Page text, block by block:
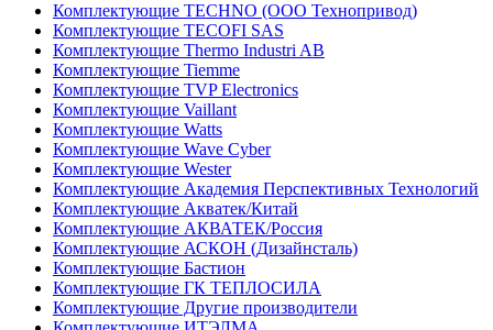
Комплектующие TECHNO (ООО Технопривод)
Комплектующие TECOFI SAS
Комплектующие Thermo Industri AB
Комплектующие Tiemme
Комплектующие TVP Electronics
Комплектующие Vaillant
Комплектующие Watts
Комплектующие Wave Cyber
Комплектующие Wester
Комплектующие Академия Перспективных Технологий
Комплектующие Акватек/Китай
Комплектующие АКВАТЕК/Россия
Комплектующие АСКОН (Дизайнсталь)
Комплектующие Бастион
Комплектующие ГК ТЕПЛОСИЛА
Комплектующие Другие производители